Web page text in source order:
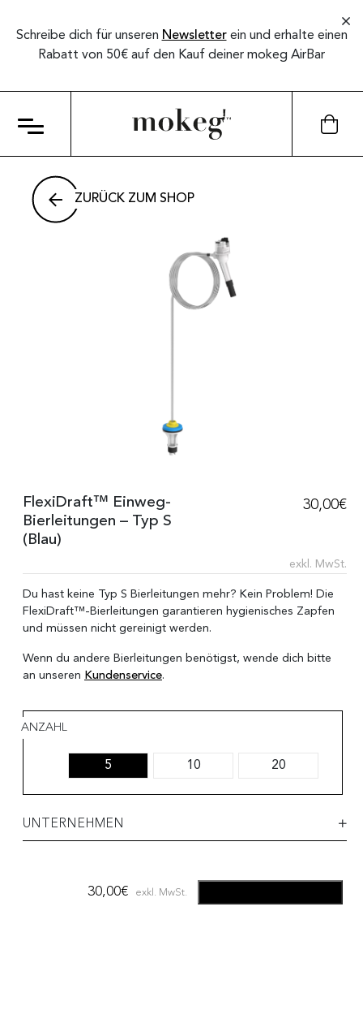
Schreibe dich für unseren Newsletterein und erhalte einen
Rabatt von 50€ auf den Kauf deiner mokeg AirBar
ZURÜCK ZUM SHOP
FlexiDraft™ Einweg-
Bierleitungen – Typ S
(Blau)
30,00€
exkl. MwSt.
Du hast keine Typ S Bierleitungen mehr? Kein Problem! Die
FlexiDraft™-Bierleitungen garantieren hygienisches Zapfen
und müssen nicht gereinigt werden.
Wenn du andere Bierleitungen benötigst, wende dich bitte
an unseren Kundenservice.
ANZAHL
5 10 20
UNTERNEHMEN
30,00€ exkl. MwSt.